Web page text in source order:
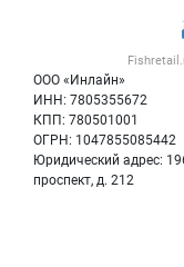
ООО «Инлайн»
ИНН: 7805355672
КПП: 780501001
ОГРН: 1047855085442
Юридический адрес:
проспект, д. 212
Политика